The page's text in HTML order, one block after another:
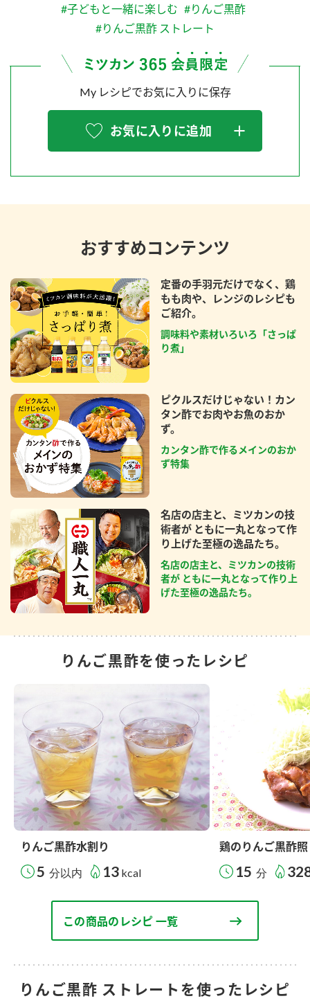
#子どもと一緒に楽しむ #りんご黒酢
#りんご黒酢 ストレート
My レシピでお気に入りに保存
お気に入りに追加
おすすめコンテンツ
定番の手羽元だけでなく、鶏
もも肉や、レンジのレシピも
ご紹介。
調味料や素材いろいろ「さっぱ
り煮」
ピクルスだけじゃない！カン
タン酢でお肉やお魚のおか
ず。
カンタン酢で作るメインのおか
ず特集
名店の店主と、ミツカンの技
術者が ともに一丸となって作
り上げた至極の逸品たち。
名店の店主と、ミツカンの技術
者が ともに一丸となって作り上
げた至極の逸品たち。
りんご黒酢を使ったレシピ
りんご黒酢水割り
5 分以内 13 kcal
鶏のりんご黒酢
15 分
この商品のレシピ 一覧
りんご黒酢 ストレートを使ったレシピ